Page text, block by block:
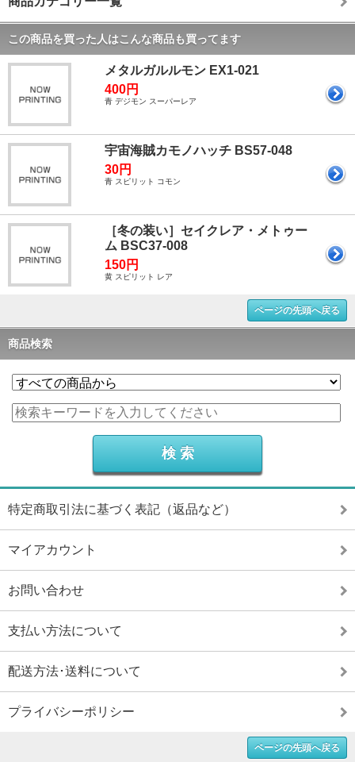
この商品を買った人はこんな商品も買ってます
メタルガルルモン EX1-021
400円
青 デジモン スーパーレア
宇宙海賊カモノハッチ BS57-048
30円
青 スピリット コモン
［冬の装い］セイクレア・メトゥー
ム BSC37-008
150円
黄 スピリット レア
ページの先頭へ戻る
商品検索
特定商取引法に基づく表記（返品など）
マイアカウント
お問い合わせ
支払い方法について
配送方法･送料について
プライバシーポリシー
ページの先頭へ戻る